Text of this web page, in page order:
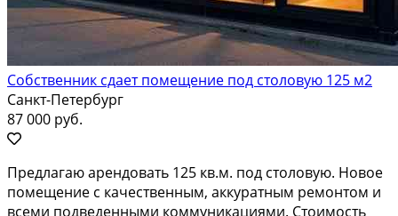
Собственник сдает помещение под столовую 125 м2
Санкт-Петербург
87 000 руб.
Предлагаю арендовать 125 кв.м. под столовую. Новое
помещение с качественным, аккуратным ремонтом и
всеми подведенными коммуникациями. Стоимость